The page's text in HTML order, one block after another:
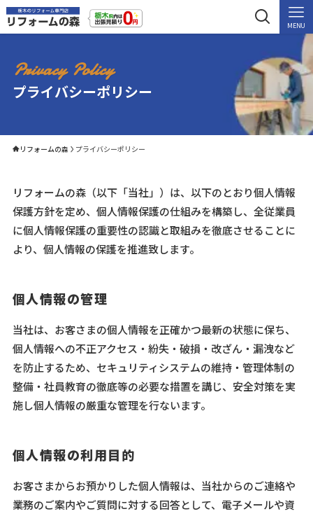
MENU
プライバシーポリシー
Privacy Policy
リフォームの森 プライバシーポリシー
リフォームの森（以下「当社」）は、以下のとおり個人情報
保護方針を定め、個人情報保護の仕組みを構築し、全従業員
に個人情報保護の重要性の認識と取組みを徹底させることに
より、個人情報の保護を推進致します。
個人情報の管理
当社は、お客さまの個人情報を正確かつ最新の状態に保ち、
個人情報への不正アクセス・紛失・破損・改ざん・漏洩など
を防止するため、セキュリティシステムの維持・管理体制の
整備・社員教育の徹底等の必要な措置を講じ、安全対策を実
施し個人情報の厳重な管理を行ないます。
個人情報の利用目的
お客さまからお預かりした個人情報は、当社からのご連絡や
業務のご案内やご質問に対する回答として、電子メールや資